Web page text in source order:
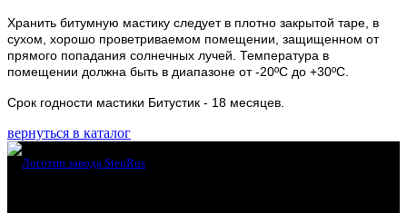
Хранить битумную мастику следует в плотно закрытой таре, в
сухом, хорошо проветриваемом помещении, защищенном от
прямого попадания солнечных лучей. Температура в
помещении должна быть в диапазоне от -20ºС до +30ºС.
Срок годности мастики Битустик - 18 месяцев.
вернуться в каталог